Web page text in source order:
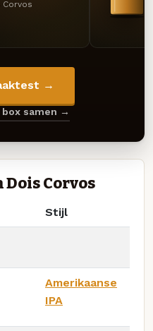
Corvos
→
samen →
Corvos
Stijl
Amerikaanse
IPA